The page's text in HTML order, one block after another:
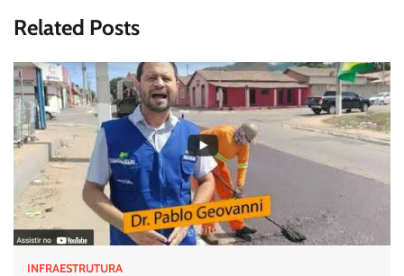
Related Posts
INFRAESTRUTURA